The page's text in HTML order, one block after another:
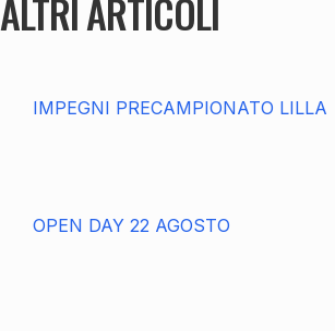
ALTRI ARTICOLI
IMPEGNI PRECAMPIONATO LILLA
OPEN DAY 22 AGOSTO